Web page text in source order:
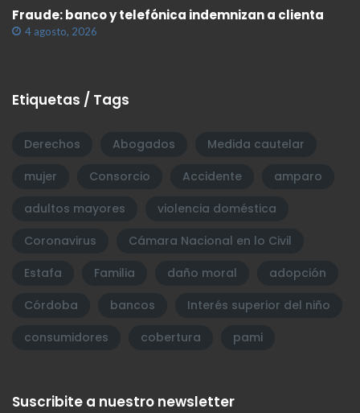
Fraude: banco y telefónica indemnizan a clienta
4 agosto, 2026
Etiquetas / Tags
Derechos Abogados
Medida cautelar
mujer
Consorcio Accidente
amparo
adultos mayores
violencia doméstica
Coronavirus
Cámara Nacional en lo Civil
Estafa
Familia daño moral
adopción
Córdoba
bancos
Interés superior del niño
consumidores
cobertura pami
Suscribite a nuestro newsletter